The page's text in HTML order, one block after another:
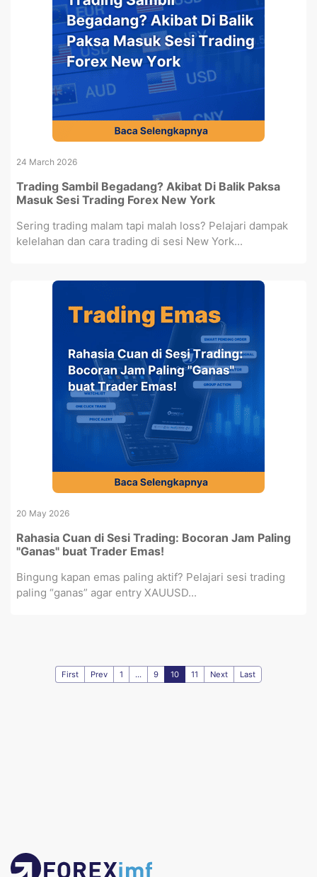
24 March 2026
Trading Sambil Begadang? Akibat Di Balik Paksa
Masuk Sesi Trading Forex New York
Sering trading malam tapi malah loss? Pelajari dampak
kelelahan dan cara trading di sesi New York...
20 May 2026
Rahasia Cuan di Sesi Trading: Bocoran Jam Paling
"Ganas" buat Trader Emas!
Bingung kapan emas paling aktif? Pelajari sesi trading
paling “ganas” agar entry XAUUSD...
First Prev 1 ... 9 10 11 Next Last